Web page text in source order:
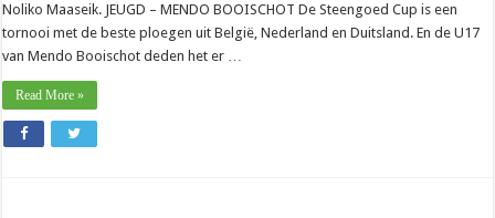
Noliko Maaseik. JEUGD – MENDO BOOISCHOT De Steengoed Cup is een
tornooi met de beste ploegen uit België, Nederland en Duitsland. En de U17
van Mendo Booischot deden het er …
Read More »